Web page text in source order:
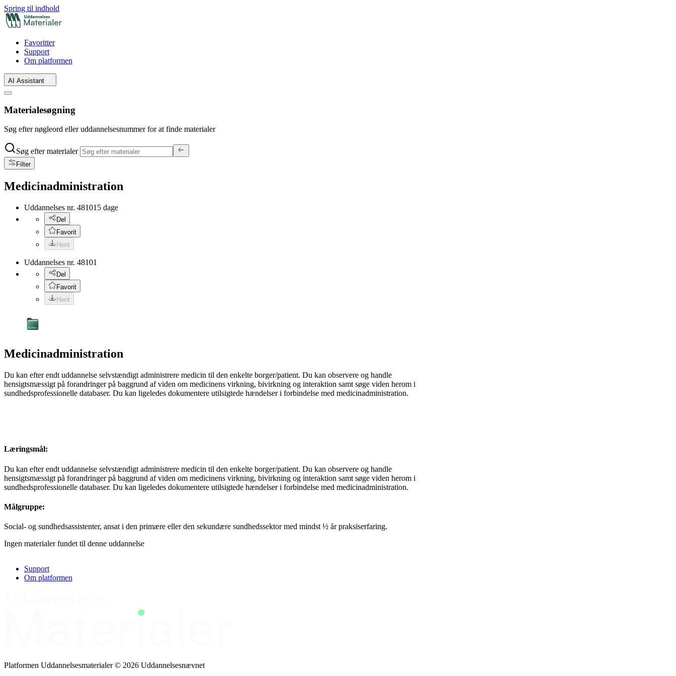
Spring til indhold
Favoritter
Support
Om platformen
AI Assistant
Materialesøgning
Søg efter nøgleord eller uddannelsesnummer for at finde materialer
Søg efter materialer
Filter
Medicinadministration
Uddannelses nr. 48101 5 dage
Del
Favorit
Hent
Uddannelses nr. 48101
Del
Favorit
Hent
Medicinadministration
Du kan efter endt uddannelse selvstændigt administrere medicin til den enkelte borger/patient. Du kan observere og handle
hensigtsmæssigt på forandringer på baggrund af viden om medicinens virkning, bivirkning og interaktion samt søge viden herom i
sundhedsprofessionelle databaser. Du kan ligeledes dokumentere utilsigtede hændelser i forbindelse med medicinadministration.
Læringsmål:
Du kan efter endt uddannelse selvstændigt administrere medicin til den enkelte borger/patient. Du kan observere og handle
hensigtsmæssigt på forandringer på baggrund af viden om medicinens virkning, bivirkning og interaktion samt søge viden herom i
sundhedsprofessionelle databaser. Du kan ligeledes dokumentere utilsigtede hændelser i forbindelse med medicinadministration.
Målgruppe:
Social- og sundhedsassistenter, ansat i den primære eller den sekundære sundhedssektor med mindst ½ år praksiserfaring.
Ingen materialer fundet til denne uddannelse
Support
Om platformen
Platformen Uddannelsesmaterialer © 2026 Uddannelsesnævnet